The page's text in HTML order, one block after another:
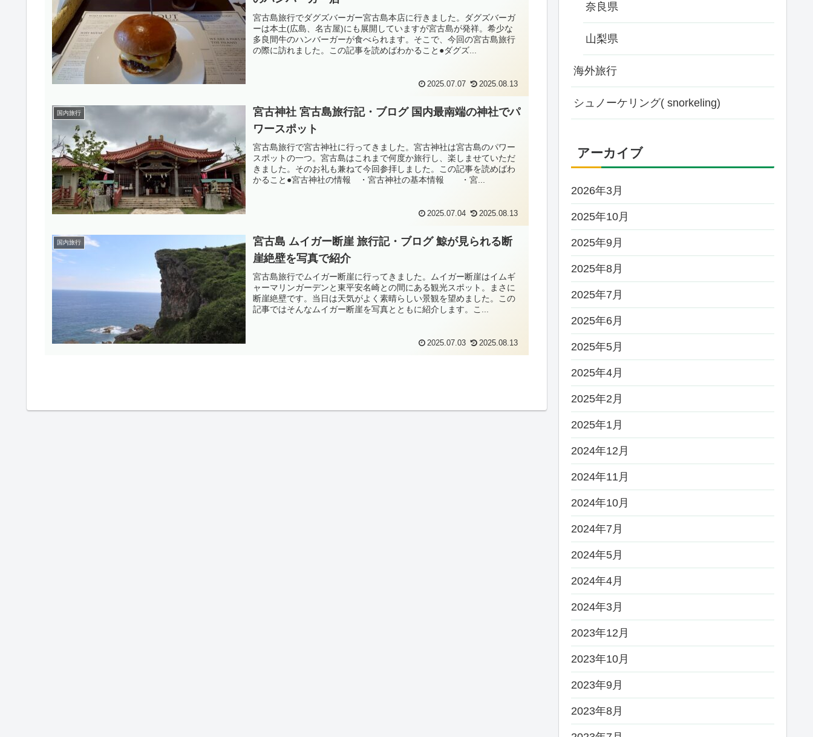
宮古島旅行でダグズバーガー宮古島本店に行きました。ダグズバーガ
ーは本土(広島、名古屋)にも展開していますが宮古島が発祥。希少な
多良間牛のハンバーガーが食べられます。そこで、今回の宮古島旅行
の際に訪れました。この記事を読めばわかること●ダグズ...
2025.07.07 2025.08.13
国内旅行
宮古神社 宮古島旅行記・ブログ 国内最南端の神社でパ
ワースポット
宮古島旅行で宮古神社に行ってきました。宮古神社は宮古島のパワー
スポットの一つ。宮古島はこれまで何度か旅行し、楽しませていただ
きました。そのお礼も兼ねて今回参拝しました。この記事を読めばわ
かること●宮古神社の情報 ・宮古神社の基本情報 ・宮...
2025.07.04 2025.08.13
国内旅行
宮古島 ムイガー断崖 旅行記・ブログ 鯨が見られる断
崖絶壁を写真で紹介
宮古島旅行でムイガー断崖に行ってきました。ムイガー断崖はイムギ
ャーマリンガーデンと東平安名崎との間にある観光スポット。まさに
断崖絶壁です。当日は天気がよく素晴らしい景観を望めました。この
記事ではそんなムイガー断崖を写真とともに紹介します。こ...
2025.07.03 2025.08.13
奈良県
山梨県
海外旅行
シュノーケリング( snorkeling)
アーカイブ
2026年3月
2025年10月
2025年9月
2025年8月
2025年7月
2025年6月
2025年5月
2025年4月
2025年2月
2025年1月
2024年12月
2024年11月
2024年10月
2024年7月
2024年5月
2024年4月
2024年3月
2023年12月
2023年10月
2023年9月
2023年8月